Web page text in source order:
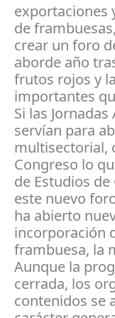
exportaciones
de
crear un foro
aborde año
frutos rojos y
importantes
Si las
servían para
multisectorial,
Congreso lo
de Estudios de
este nuevo
ha abierto
incorporación
frambuesa, la
Aunque la
cerrada, los
contenidos se